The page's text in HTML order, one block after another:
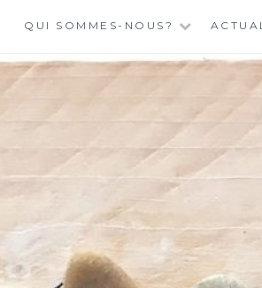
QUI SOMMES-NOUS?